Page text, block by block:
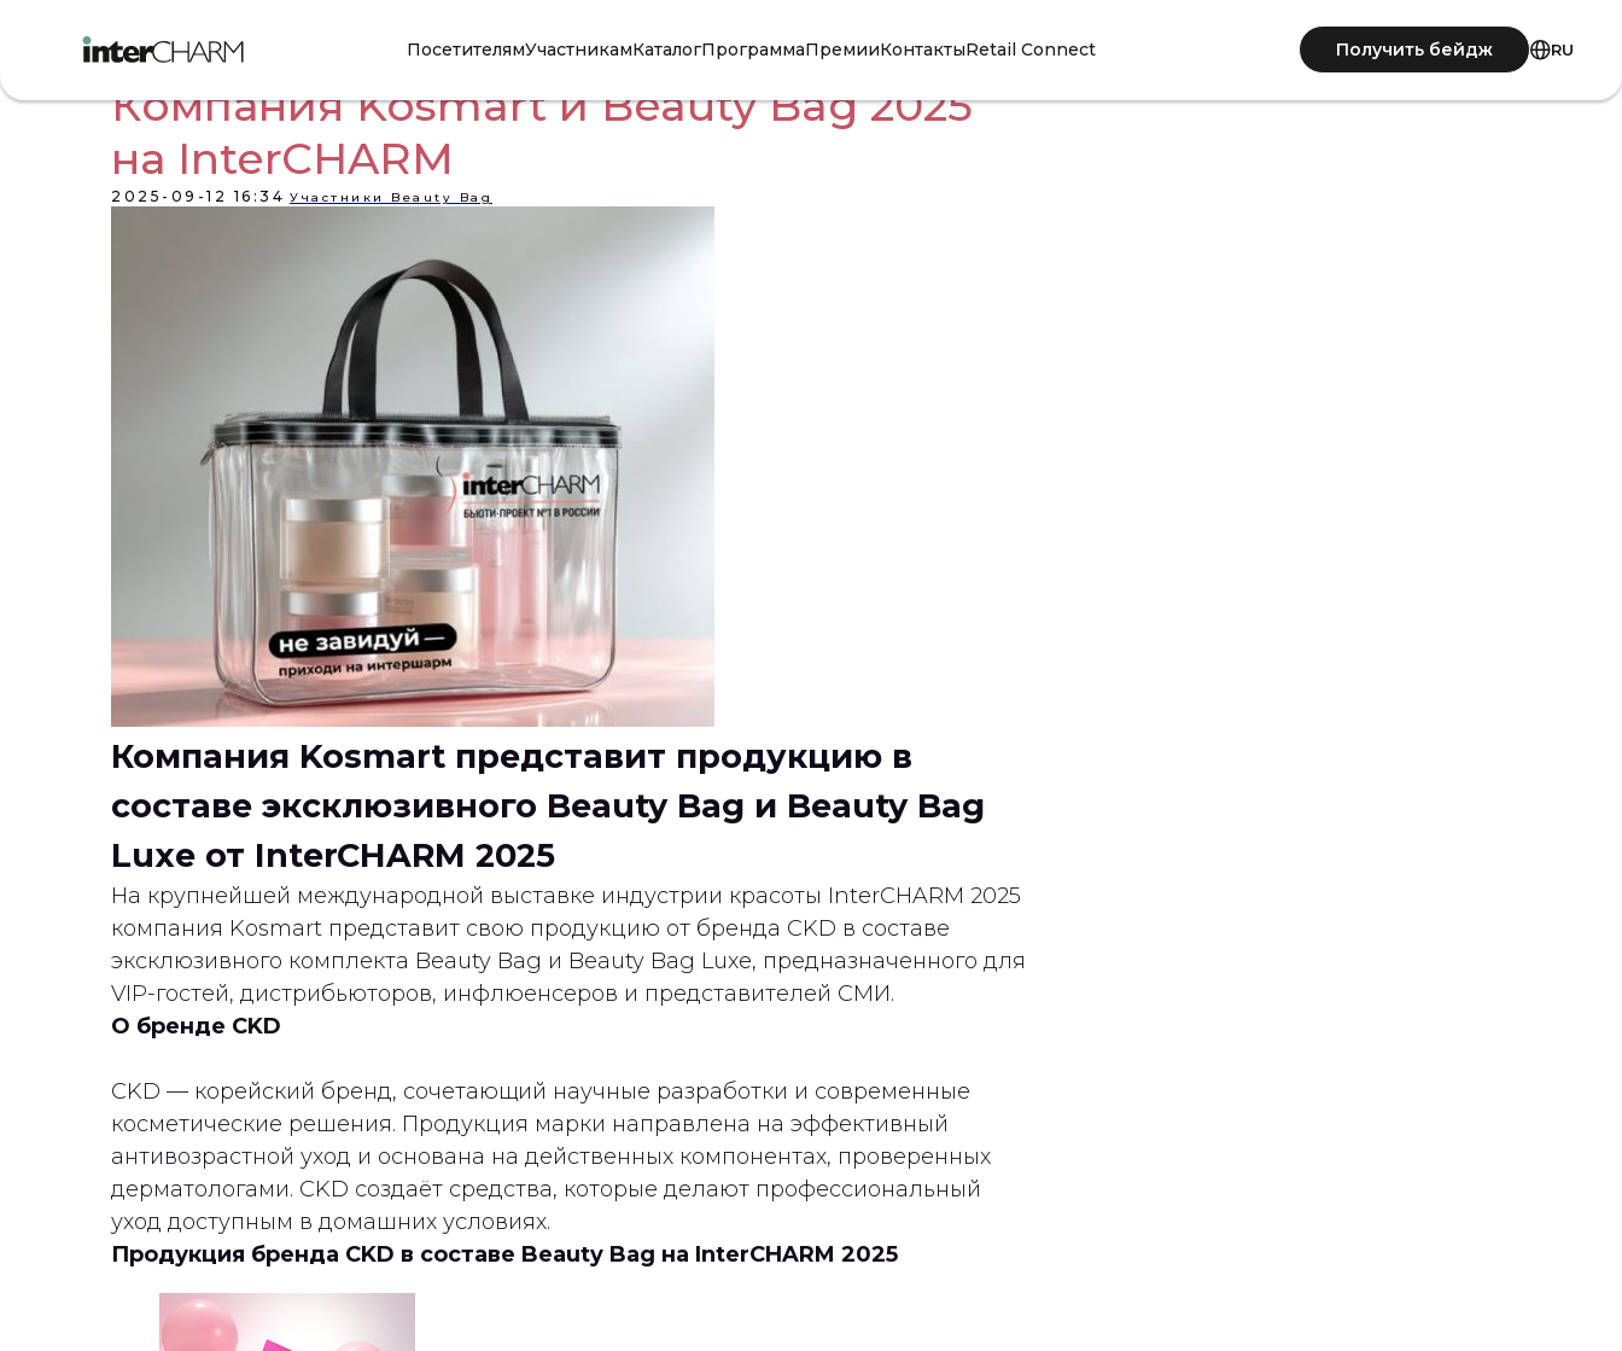
ПосетителямУчастникамКаталогПрограммаПремииКонтактыRetail Connect Получить бейдж RU
Компания Kosmart и Beauty Bag 2025
на InterCHARM
2025-09-12 16:34 Участники Beauty Bag
Компания Kosmart представит продукцию в
составе эксклюзивного Beauty Bag и Beauty Bag
Luxe от InterCHARM 2025
На крупнейшей международной выставке индустрии красоты InterCHARM 2025
компания Kosmart представит свою продукцию от бренда CKD в составе
эксклюзивного комплекта Beauty Bag и Beauty Bag Luxe, предназначенного для
VIP-гостей, дистрибьюторов, инфлюенсеров и представителей СМИ.
О бренде CKD
CKD — корейский бренд, сочетающий научные разработки и современные
косметические решения. Продукция марки направлена на эффективный
антивозрастной уход и основана на действенных компонентах, проверенных
дерматологами. CKD создаёт средства, которые делают профессиональный
уход доступным в домашних условиях.
Продукция бренда CKD в составе Beauty Bag на InterCHARM 2025